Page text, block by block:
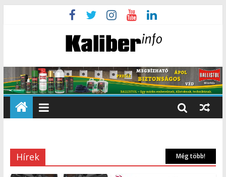
Hírek Még több!